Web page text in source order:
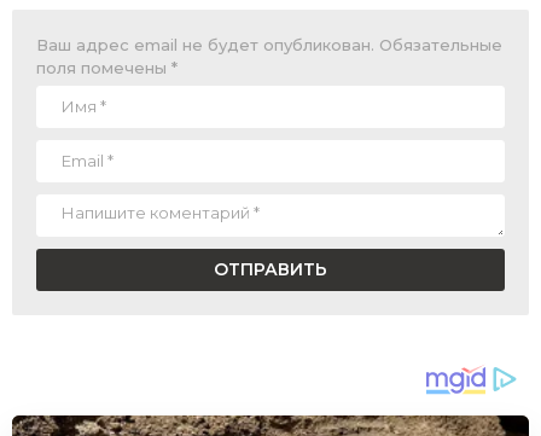
Ваш адрес email не будет опубликован. Обязательные
поля помечены *